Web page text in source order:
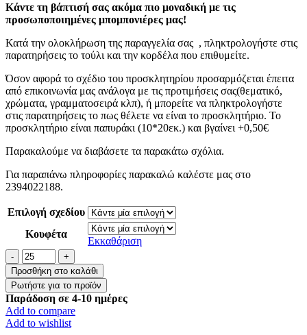
Κάντε τη βάπτισή σας ακόμα πιο μοναδική με τις
προσωποποιημένες μπομπονιέρες μας!
Κατά την ολοκλήρωση της παραγγελία σας , πληκτρολογήστε στις
παρατηρήσεις το τούλι και την κορδέλα που επιθυμείτε.
Όσον αφορά το σχέδιο του προσκλητηρίου προσαρμόζεται έπειτα
από επικοινωνία μας ανάλογα με τις προτιμήσεις σας(θεματικό,
χρώματα, γραμματοσειρά κλπ), ή μπορείτε να πληκτρολογήστε
στις παρατηρήσεις το πως θέλετε να είναι το προσκλητήριο. Το
προσκλητήριο είναι παπυράκι (10*20εκ.) και βγαίνει +0,50€
Παρακαλούμε να διαβάσετε τα παρακάτω σχόλια.
Για παραπάνω πληροφορίες παρακαλώ καλέστε μας στο
2394022188.
Επιλογή σχεδίου
Κουφέτα
Εκκαθάριση
Μπομπονιέρα
Βάπτισης
Βραχάκι
με
Στρόγγυλο
Κύκλο
ποσότητα
Προσθήκη στο καλάθι
Παράδοση σε 4-10 ημέρες
Add to compare
Add to wishlist